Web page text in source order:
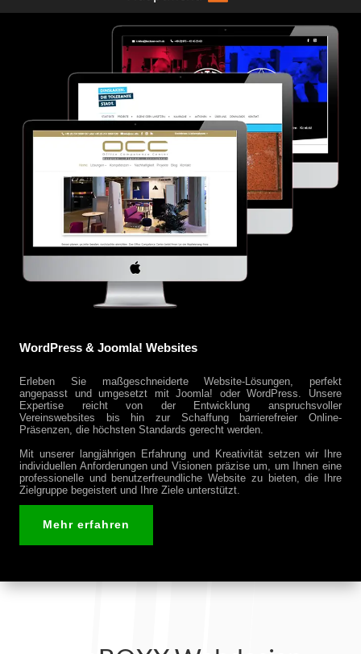
WordPress & Joomla! Websites
Erleben Sie maßgeschneiderte Website-Lösungen, perfekt
angepasst und umgesetzt mit Joomla! oder WordPress. Unsere
Expertise reicht von der Entwicklung anspruchsvoller
Vereinswebsites bis hin zur Schaffung barrierefreier Online-
Präsenzen, die höchsten Standards gerecht werden.
Mit unserer langjährigen Erfahrung und Kreativität setzen wir Ihre
individuellen Anforderungen und Visionen präzise um, um Ihnen eine
professionelle und benutzerfreundliche Website zu bieten, die Ihre
Zielgruppe begeistert und Ihre Ziele unterstützt.
Mehr erfahren